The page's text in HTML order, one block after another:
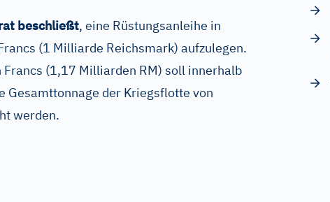
beschließt, eine Rüstungsanleihe in
(1 Milliarde Reichsmark) aufzulegen.
(1,17 Milliarden RM) soll innerhalb
Gesamttonnage der Kriegsflotte von
werden.